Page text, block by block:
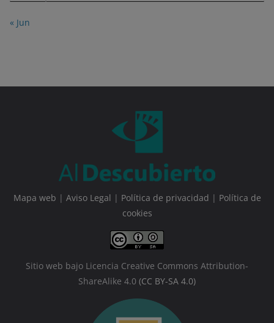
« Jun
Mapa web | Aviso Legal | Política de privacidad | Política de
cookies
Sitio web bajo Licencia Creative Commons Attribution-
ShareAlike 4.0 (CC BY-SA 4.0)